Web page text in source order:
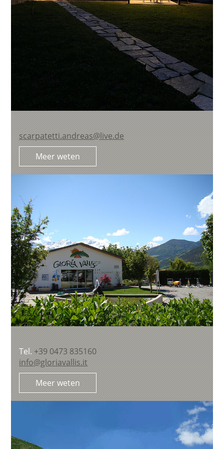
scarpatetti.andreas@live.de
Meer weten
Tel.+39 0473 835160
info@gloriavallis.it
Meer weten